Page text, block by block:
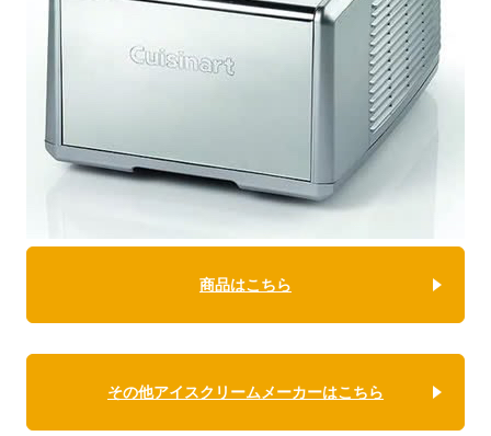
商品はこちら
その他アイスクリームメーカーはこちら